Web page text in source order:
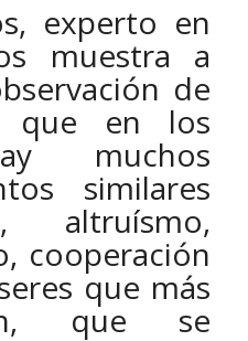
experto en
muestra a
de
que en los
muchos
similares
altruísmo,
cooperación
que más
que se